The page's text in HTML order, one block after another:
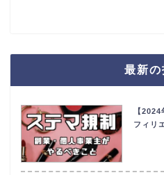
最新の
【
フィリ